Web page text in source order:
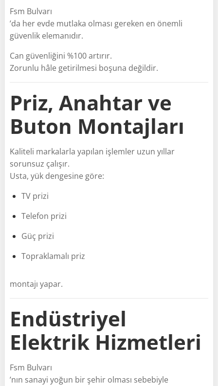
Fsm Bulvarı
’da her evde mutlaka olması gereken en önemli
güvenlik elemanıdır.
Can güvenliğini %100 artırır.
Zorunlu hâle getirilmesi boşuna değildir.
Priz, Anahtar ve
Buton Montajları
Kaliteli markalarla yapılan işlemler uzun yıllar
sorunsuz çalışır.
Usta, yük dengesine göre:
TV prizi
Telefon prizi
Güç prizi
Topraklamalı priz
montajı yapar.
Endüstriyel
Elektrik Hizmetleri
Fsm Bulvarı
’nın sanayi yoğun bir şehir olması sebebiyle